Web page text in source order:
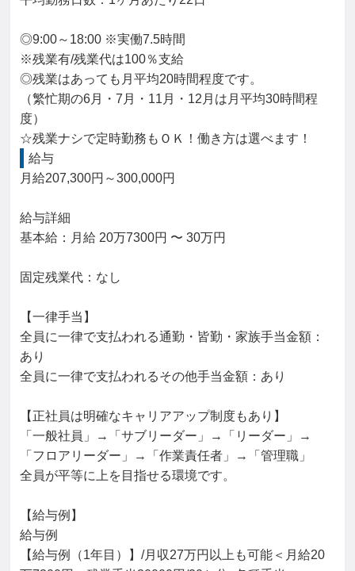
◎9:00～18:00 ※実働7.5時間
※残業有/残業代は100％支給
◎残業はあっても月平均20時間程度です。
（繁忙期の6月・7月・11月・12月は月平均30時間程
度）
☆残業ナシで定時勤務もＯＫ！働き方は選べます！
給与
月給207,300円～300,000円
給与詳細
基本給：月給 20万7300円 〜 30万円
固定残業代：なし
【一律手当】
全員に一律で支払われる通勤・皆勤・家族手当金額：
あり
全員に一律で支払われるその他手当金額：あり
【正社員は明確なキャリアアップ制度もあり】
「一般社員」→「サブリーダー」→「リーダー」→
「フロアリーダー」→「作業責任者」→「管理職」
全員が平等に上を目指せる環境です。
【給与例】
給与例
【給与例（1年目）】/月収27万円以上も可能＜月給20